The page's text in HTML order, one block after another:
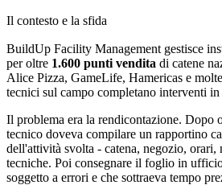
Il contesto e la sfida
BuildUp Facility Management gestisce
per oltre 1.600 punti vendita di catene
Alice Pizza, GameLife, Hamericas e
tecnici sul campo completano interventi
Il problema era la rendicontazione. Dopo
tecnico doveva compilare un rapportino
dell'attività svolta - catena, negozio,
tecniche. Poi consegnare il foglio in
soggetto a errori e che sottraeva tempo